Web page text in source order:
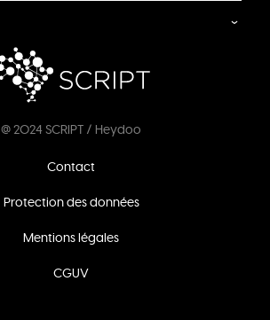
@ 2024 SCRIPT / Heydoo
Contact
Protection des données
Mentions légales
CGUV